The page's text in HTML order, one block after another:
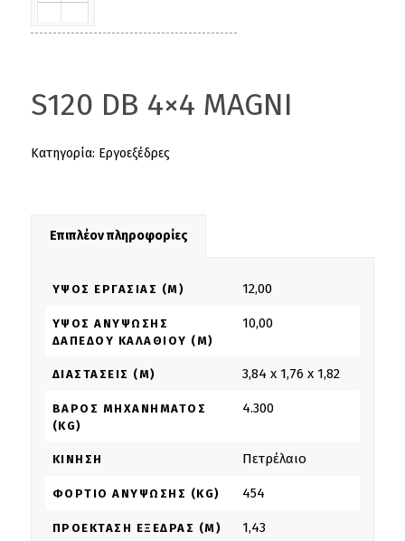
S120 DB 4×4 MAGNI
Κατηγορία: Εργοεξέδρες
Επιπλέον πληροφορίες
ΎΨΟΣ ΕΡΓΑΣΊΑΣ (M) 12,00
ΎΨΟΣ ΑΝΎΨΩΣΗΣ
ΔΑΠΈΔΟΥ ΚΑΛΑΘΙΟΎ (M)
10,00
ΔΙΑΣΤΆΣΕΙΣ (M) 3,84 x 1,76 x 1,82
ΒΆΡΟΣ ΜΗΧΑΝΉΜΑΤΟΣ
(KG)
4.300
ΚΊΝΗΣΗ Πετρέλαιο
ΦΟΡΤΊΟ ΑΝΎΨΩΣΗΣ (KG) 454
ΠΡΟΈΚΤΑΣΗ ΕΞΈΔΡΑΣ (M) 1,43